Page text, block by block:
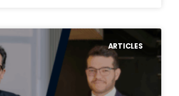
ARTICLES